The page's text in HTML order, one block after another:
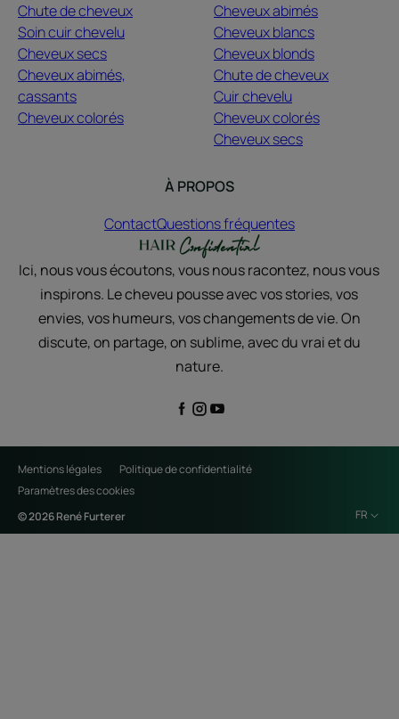
Chute de cheveux
Soin cuir chevelu
Cheveux secs
Cheveux abimés,
cassants
Cheveux colorés
Cheveux abimés
Cheveux blancs
Cheveux blonds
Chute de cheveux
Cuir chevelu
Cheveux colorés
Cheveux secs
À PROPOS
ContactQuestions fréquentes
Ici, nous vous écoutons, vous nous racontez, nous vous
inspirons. Le cheveu pousse avec vos stories, vos
envies, vos humeurs, vos changements de vie. On
discute, on partage, on sublime, avec du vrai et du
nature.
Mentions légales
Politique de confidentialité
Paramètres des cookies
© 2026 René Furterer
FR